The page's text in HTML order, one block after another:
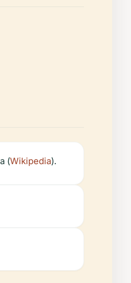
(Wikipedia).